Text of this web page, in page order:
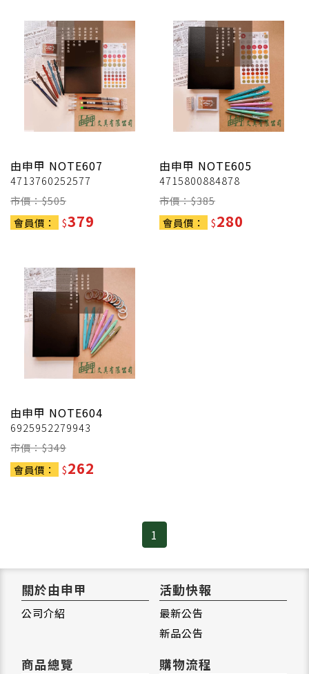
由申甲 NOTE607
4713760252577
市價：$505
會員價：
$379
由申甲 NOTE605
4715800884878
市價：$385
會員價：
$280
由申甲 NOTE604
6925952279943
市價：$349
會員價：
$262
1
關於由申甲
公司介紹
活動快報
最新公告
新品公告
商品總覽 購物流程